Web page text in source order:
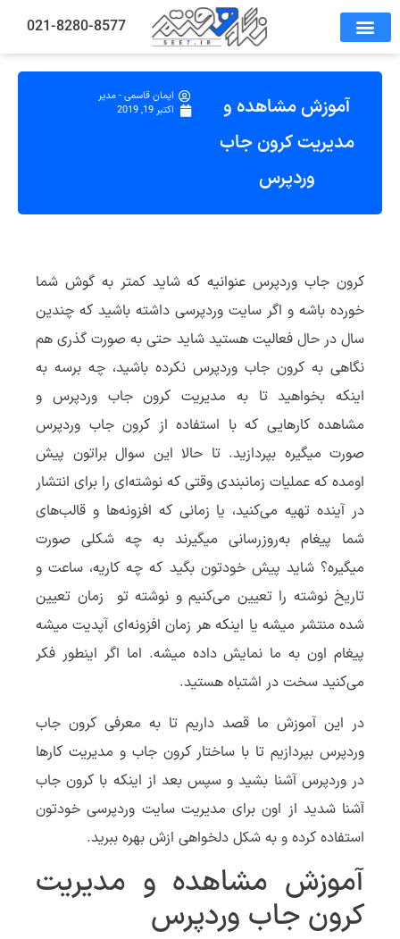
021-8280-8577
آموزش مشاهده و
مدیریت کرون جاب
وردپرس
ایمان قاسمی - مدیر
اکتبر 19, 2019
کرون جاب وردپرس عنوانیه که شاید کمتر به گوش شما
خورده باشه و اگر سایت وردپرسی داشته باشید که چندین
سال در حال فعالیت هستید شاید حتی به صورت گذری هم
نگاهی به کرون جاب وردپرس نکرده باشید، چه برسه به
اینکه بخواهید تا به مدیریت کرون جاب وردپرس و
مشاهده کارهایی که با استفاده از کرون جاب وردپرس
صورت میگیره بپردازید. تا حالا این سوال براتون پیش
اومده که عملیات زمانبندی وقتی که نوشته‌ای را برای انتشار
در آینده تهیه می‌کنید، یا زمانی که افزونه‌ها و قالب‌های
شما پیغام به‌روزرسانی میگیرند به چه شکلی صورت
میگیره؟ شاید پیش خودتون بگید که چه کاریه، ساعت و
تاریخ نوشته را تعیین می‌کنیم و نوشته تو زمان تعیین
شده منتشر میشه یا اینکه هر زمان افزونه‌ای آپدیت میشه
پیغام اون به ما نمایش داده میشه. اما اگر اینطور فکر
می‌کنید سخت در اشتباه هستید.
در این آموزش ما قصد داریم تا به معرفی کرون جاب
وردپرس بپردازیم تا با ساختار کرون جاب و مدیریت کارها
در وردپرس آشنا بشید و سپس بعد از اینکه با کرون جاب
آشنا شدید از اون برای مدیریت سایت وردپرسی خودتون
استفاده کرده و به شکل دلخواهی ازش بهره ببرید.
آموزش مشاهده و مدیریت
کرون جاب وردپرس